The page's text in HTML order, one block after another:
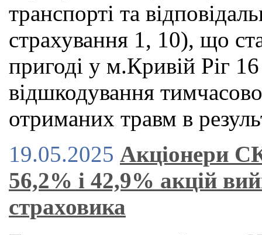
транспорті та
страхування 1, 10), що
пригоді у м.Кривій Ріг
відшкодування
отриманих травм в
19.05.2025 Акціонери
56,2% і 42,9% акцій
страховика